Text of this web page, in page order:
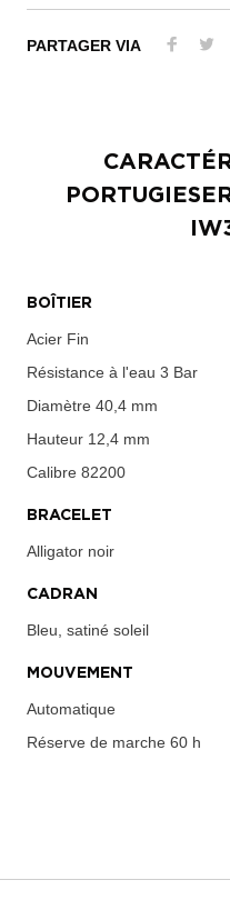
PARTAGER VIA
BOÎTIER
Acier Fin
Résistance à l'eau 3 Bar
Diamètre 40,4 mm
Hauteur 12,4 mm
Calibre 82200
BRACELET
Alligator noir
CADRAN
Bleu, satiné soleil
MOUVEMENT
Automatique
Réserve de marche 60 h